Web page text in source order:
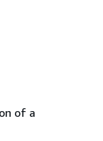
of a